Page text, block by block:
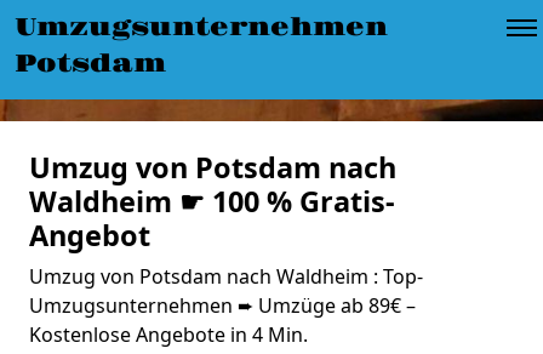
Umzugsunternehmen
Potsdam
Umzug von Potsdam nach
Waldheim ☛ 100 % Gratis-
Angebot
Umzug von Potsdam nach Waldheim : Top-
Umzugsunternehmen ➨ Umzüge ab 89€ –
Kostenlose Angebote in 4 Min.